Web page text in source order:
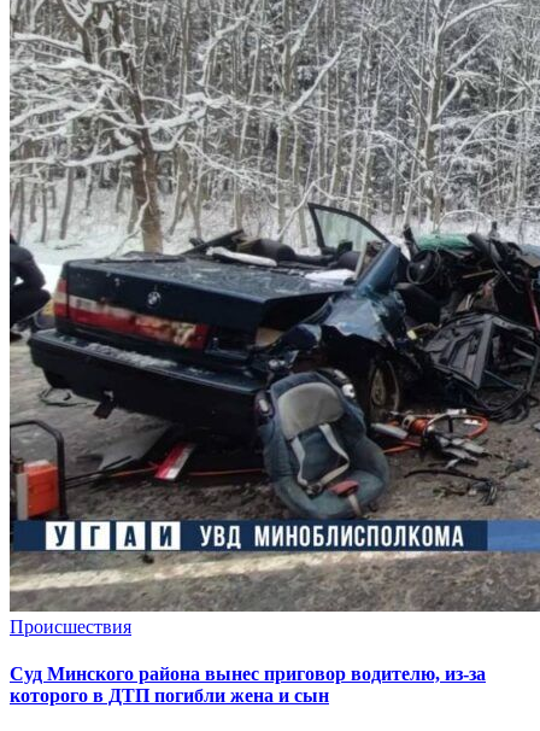
Происшествия
Суд Минского района вынес приговор водителю, из-за
которого в ДТП погибли жена и сын